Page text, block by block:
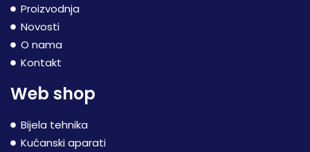
Proizvodnja
Novosti
O nama
Kontakt
Web shop
Bijela tehnika
Kućanski aparati